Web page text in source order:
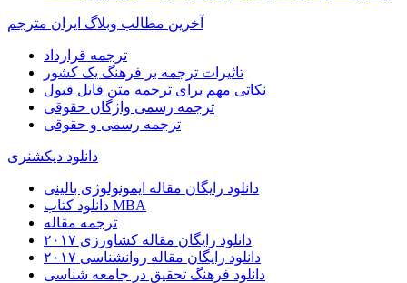
آخرین مطالب وبلاگ ایران مترجم
ترجمه قرارداد
تاثیرات ترجمه بر فرهنگ یک کشور
نکاتی مهم برای ترجمه متن قابل قبول
ترجمه رسمی واژگان حقوقی
ترجمه رسمی و حقوقی
دانلود دیکشنری
دانلود رایگان مقاله ایمونولوژی بالینی
دانلود کتاب MBA
ترجمه مقاله
دانلود رایگان مقاله کشاورزی ۲۰۱۷
دانلود رایگان مقاله روانشناسی ۲۰۱۷
دانلود فرهنگ تحقیق در جامعه شناسی